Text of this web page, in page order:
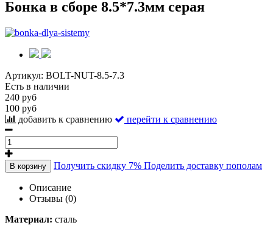
Бонка в сборе 8.5*7.3мм серая
Артикул: BOLT-NUT-8.5-7.3
Есть в наличии
240 руб
100 руб
добавить к сравнению
перейти к сравнению
В корзину Получить скидку 7% Поделить доставку пополам
Описание
Отзывы (0)
Материал: сталь